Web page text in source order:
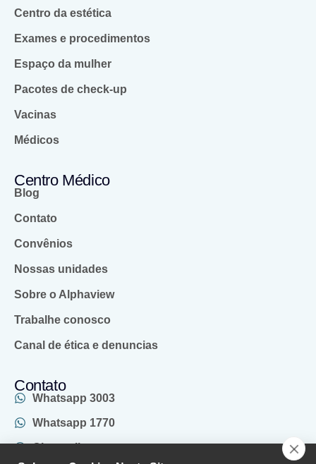
Centro da estética
Exames e procedimentos
Espaço da mulher
Pacotes de check-up
Vacinas
Médicos
Centro Médico
Blog
Contato
Convênios
Nossas unidades
Sobre o Alphaview
Trabalhe conosco
Canal de ética e denuncias
Contato
Whatsapp 3003
Whatsapp 1770
Chat online